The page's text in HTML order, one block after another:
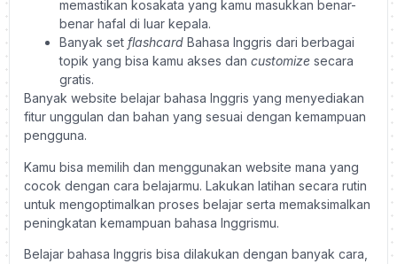
memastikan kosakata yang kamu masukkan benar-
benar hafal di luar kepala.
Banyak set flashcard Bahasa Inggris dari berbagai
topik yang bisa kamu akses dan customize secara
gratis.
Banyak website belajar bahasa Inggris yang menyediakan
fitur unggulan dan bahan yang sesuai dengan kemampuan
pengguna.
Kamu bisa memilih dan menggunakan website mana yang
cocok dengan cara belajarmu. Lakukan latihan secara rutin
untuk mengoptimalkan proses belajar serta memaksimalkan
peningkatan kemampuan bahasa Inggrismu.
Belajar bahasa Inggris bisa dilakukan dengan banyak cara,